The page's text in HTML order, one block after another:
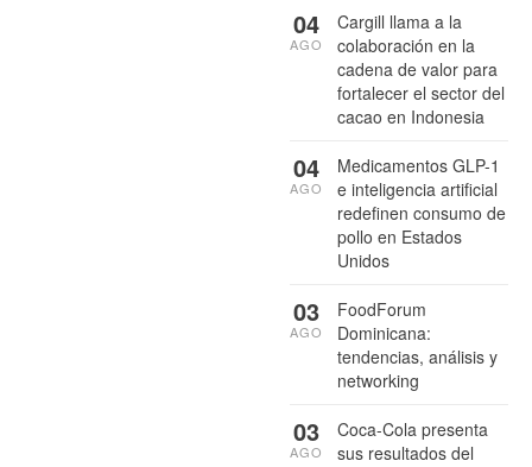
Cargill llama a la
colaboración en la
cadena de valor para
fortalecer el sector del
cacao en Indonesia
04
AGO
Medicamentos GLP-1
e inteligencia artificial
redefinen consumo de
pollo en Estados
Unidos
04
AGO
FoodForum
Dominicana:
tendencias, análisis y
networking
03
AGO
Coca-Cola presenta
sus resultados del
03
AGO